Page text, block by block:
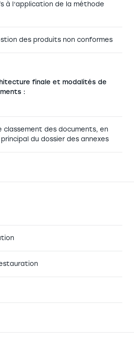
à l’application de la méthode
des produits non conformes
finale et modalités de
:
classement des documents, en
du dossier des annexes